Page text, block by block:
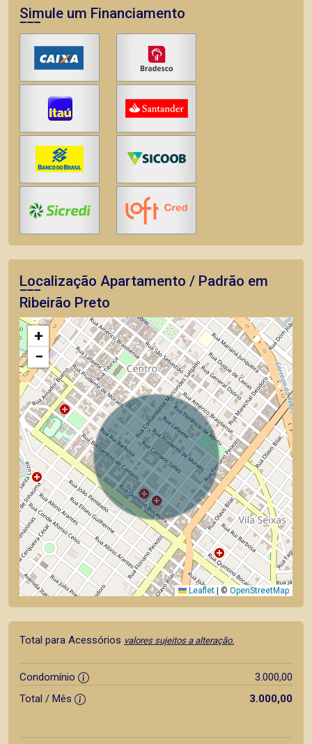
Simule um Financiamento
Localização Apartamento / Padrão em
Ribeirão Preto
+
−
Leaflet ©OpenStreetMap
Total para Acessórios valores sujeitos a alteração.
Condomínio
3.000,00
Total / Mês
3.000,00